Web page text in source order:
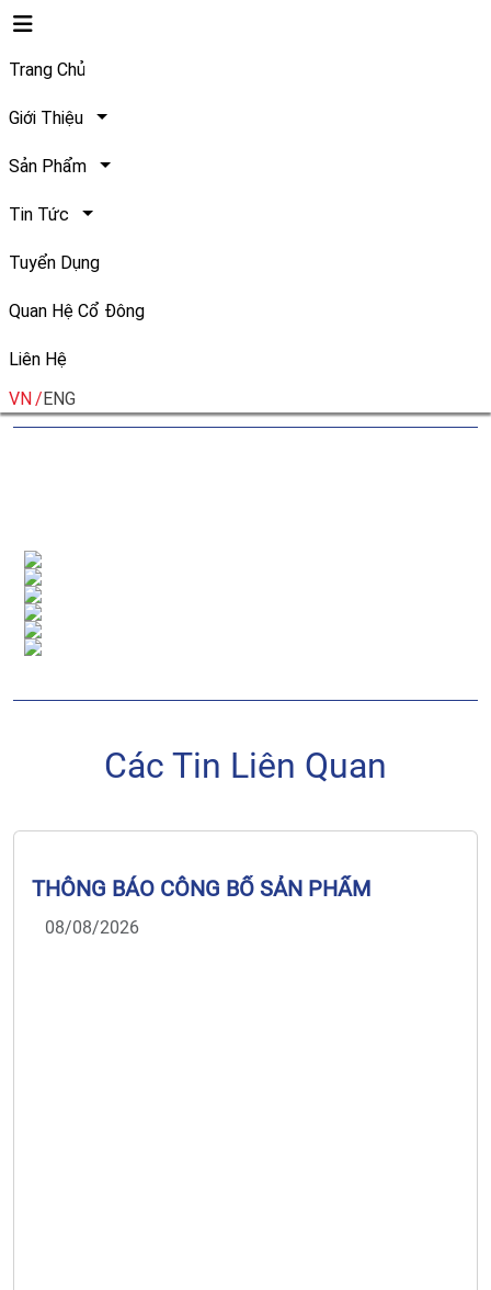
Trang Chủ
Giới Thiệu
Sản Phẩm
Tin Tức
Tuyển Dụng
Quan Hệ Cổ Đông
Liên Hệ
VN ENG
THÔNG BÁO SỬA ĐỔI, BỔ
SUNG THÔNG TIN BẢN TỰ
CÔNG BỐ SAU CÔNG BỐ
Ngày đăng: 08/08/2026
Các Tin Liên Quan
THÔNG BÁO CÔNG BỐ SẢN PHẨM
08/08/2026